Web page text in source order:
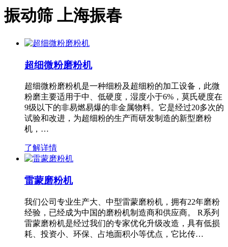
振动筛 上海振春
超细微粉磨粉机
超细微粉磨粉机是一种细粉及超细粉的加工设备，此微
粉磨主要适用于中、低硬度，湿度小于6%，莫氏硬度在
9级以下的非易燃易爆的非金属物料。它是经过20多次的
试验和改进，为超细粉的生产而研发制造的新型磨粉
机，…
了解详情
雷蒙磨粉机
我们公司专业生产大、中型雷蒙磨粉机，拥有22年磨粉
经验，已经成为中国的磨粉机制造商和供应商。 R系列
雷蒙磨粉机是经过我们的专家优化升级改造，具有低损
耗、投资小、环保、占地面积小等优点，它比传…